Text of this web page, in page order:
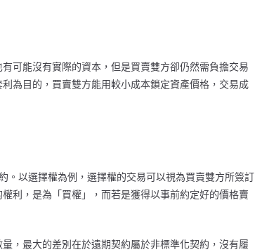
可能沒有實際的資本，但是買賣雙方卻仍然需負擔交易
為目的，買賣雙方能用較小成本鎖定資產價格，交易成
。以選擇權為例，選擇權的交易可以視為買賣雙方所簽訂
利，是為「買權」，而若是獲得以事前約定好的價格賣
，最大的差別在於遠期契約屬於非標準化契約，沒有履